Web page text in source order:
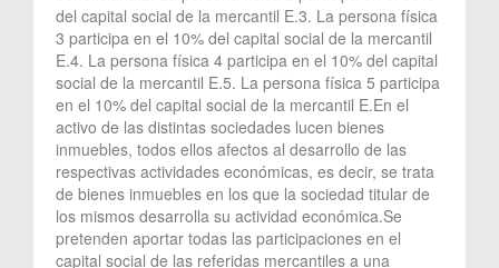
del capital social de la mercantil E.3. La persona física
3 participa en el 10% del capital social de la mercantil
E.4. La persona física 4 participa en el 10% del capital
social de la mercantil E.5. La persona física 5 participa
en el 10% del capital social de la mercantil E.En el
activo de las distintas sociedades lucen bienes
inmuebles, todos ellos afectos al desarrollo de las
respectivas actividades económicas, es decir, se trata
de bienes inmuebles en los que la sociedad titular de
los mismos desarrolla su actividad económica.Se
pretenden aportar todas las participaciones en el
capital social de las referidas mercantiles a una